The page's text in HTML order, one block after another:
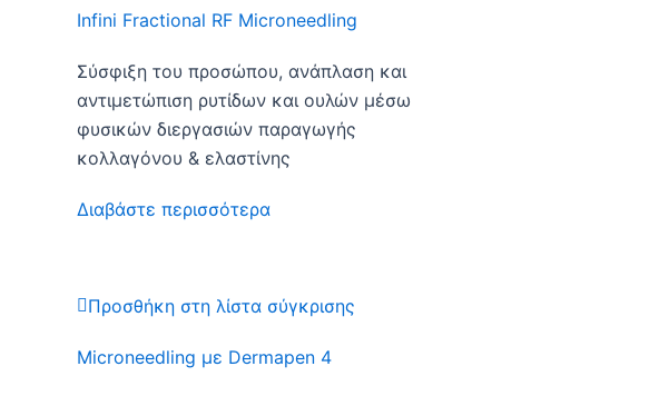
Infini Fractional RF Microneedling
Σύσφιξη του προσώπου, ανάπλαση και
αντιμετώπιση ρυτίδων και ουλών μέσω
φυσικών διεργασιών παραγωγής
κολλαγόνου & ελαστίνης
Διαβάστε περισσότερα
Προσθήκη στη λίστα σύγκρισης
Microneedling με Dermapen 4